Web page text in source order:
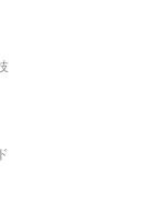
なスタートだった